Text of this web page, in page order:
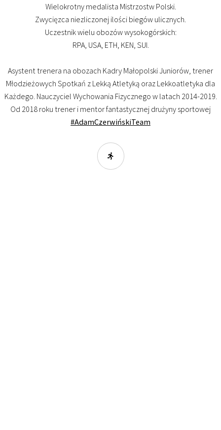
Wielokrotny medalista Mistrzostw Polski.
Zwycięzca niezliczonej ilości biegów ulicznych.
Uczestnik wielu obozów wysokogórskich:
RPA, USA, ETH, KEN, SUI.
Asystent trenera na obozach Kadry Małopolski Juniorów, trener
Młodzieżowych Spotkań z Lekką Atletyką oraz Lekkoatletyka dla
Każdego. Nauczyciel Wychowania Fizycznego w latach 2014-2019.
Od 2018 roku trener i mentor fantastycznej drużyny sportowej
#AdamCzerwińskiTeam